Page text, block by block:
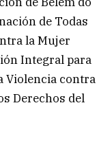
de Todas
la Mujer
Integral para
Violencia contra
Derechos del